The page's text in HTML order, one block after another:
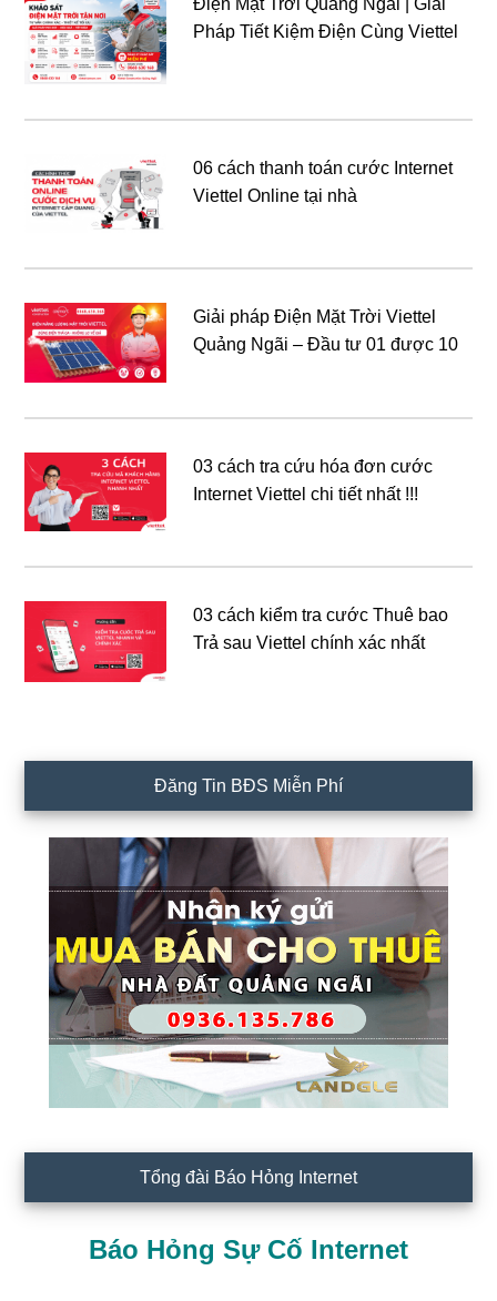
Điện Mặt Trời Quảng Ngãi | Giải
Pháp Tiết Kiệm Điện Cùng Viettel
06 cách thanh toán cước Internet
Viettel Online tại nhà
Giải pháp Điện Mặt Trời Viettel
Quảng Ngãi – Đầu tư 01 được 10
03 cách tra cứu hóa đơn cước
Internet Viettel chi tiết nhất !!!
03 cách kiểm tra cước Thuê bao
Trả sau Viettel chính xác nhất
Đăng Tin BĐS Miễn Phí
Tổng đài Báo Hỏng Internet
Báo Hỏng Sự Cố Internet